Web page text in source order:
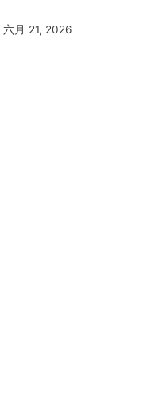
六月 21, 2026